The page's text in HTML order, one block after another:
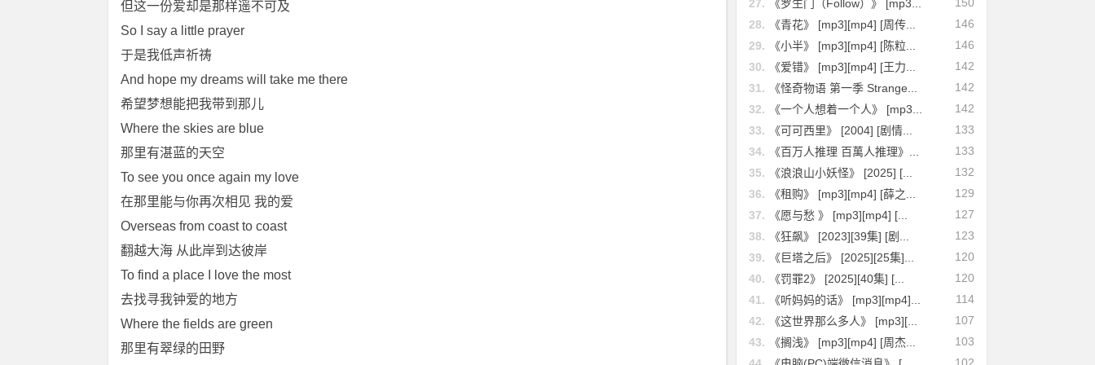
但这一份爱却是那样遥不可及
So I say a little prayer
于是我低声祈祷
And hope my dreams will take me there
希望梦想能把我带到那儿
Where the skies are blue
那里有湛蓝的天空
To see you once again my love
在那里能与你再次相见 我的爱
Overseas from coast to coast
翻越大海 从此岸到达彼岸
To find a place I love the most
去找寻我钟爱的地方
Where the fields are green
那里有翠绿的田野
27.
《罗生门（Follow）》 [mp3...
146
28.
《青花》 [mp3][mp4] [周传...
146
29.
《小半》 [mp3][mp4] [陈粒...
142
30.
《爱错》 [mp3][mp4] [王力...
142
31.
《怪奇物语 第一季 Strange...
142
32.
《一个人想着一个人》 [mp3...
133
33.
《可可西里》 [2004] [剧情...
133
34.
《百万人推理 百萬人推理》...
132
35.
《浪浪山小妖怪》 [2025] [...
129
36.
《租购》 [mp3][mp4] [薛之...
127
37.
《愿与愁 》 [mp3][mp4] [...
123
38.
《狂飙》 [2023][39集] [剧...
120
39.
《巨塔之后》 [2025][25集]...
120
40.
《罚罪2》 [2025][40集] [...
114
41.
《听妈妈的话》 [mp3][mp4]...
107
42.
《这世界那么多人》 [mp3][...
103
43.
《搁浅》 [mp3][mp4] [周杰...